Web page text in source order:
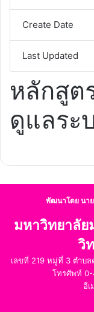
Create Date
Last Updated
หลักสูต
ดูแลระ
พัฒนาโดย นา
มหาวิทยาลั
วิ
เลขที่ 219 หมู่ที่ 3 ตำบล
โทรศัพท์
อี